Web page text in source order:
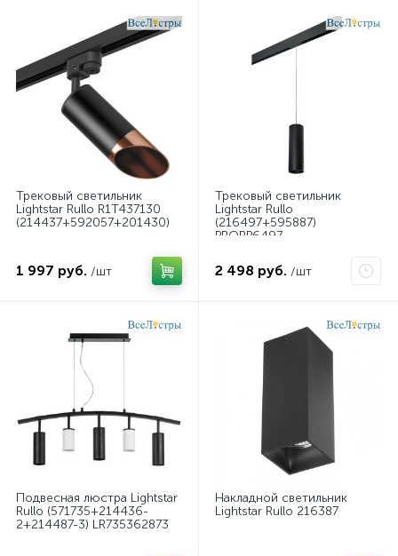
Трековый светильник
Lightstar Rullo R1T437130
(214437+592057+201430)
1 997 руб. /шт
Трековый светильник
Lightstar Rullo
(216497+595887)
PRORP6497
2 498 руб. /шт
Подвесная люстра Lightstar
Rullo (571735+214436-
2+214487-3) LR735362873
Накладной светильник
Lightstar Rullo 216387